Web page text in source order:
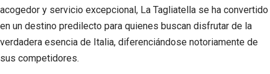
acogedor y servicio excepcional, La Tagliatella se ha convertido
en un destino predilecto para quienes buscan disfrutar de la
verdadera esencia de Italia, diferenciándose notoriamente de
sus competidores.